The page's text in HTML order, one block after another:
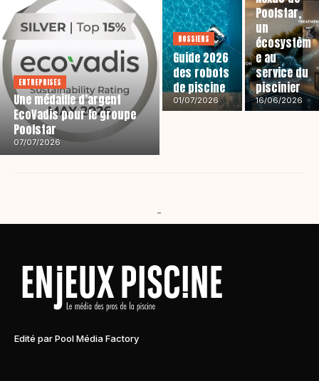
ENTREPRISES
Une médaille d’argent
EcoVadis pour le groupe
Poolstar
07/07/2026
DOSSIERS
Guide 2026
des robots
de piscine
01/07/2026
Poolstar,
un
écosystèm
e au
service du
piscinier
16/06/2026
-
Edité par Pool Média Factory